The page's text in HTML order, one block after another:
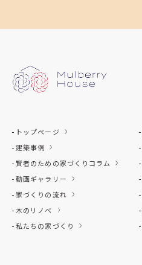
トップページ
建築事例
賢者のための家づくりコラム
動画ギャラリー
家づくりの流れ
木のリノベ
私たちの家づくり